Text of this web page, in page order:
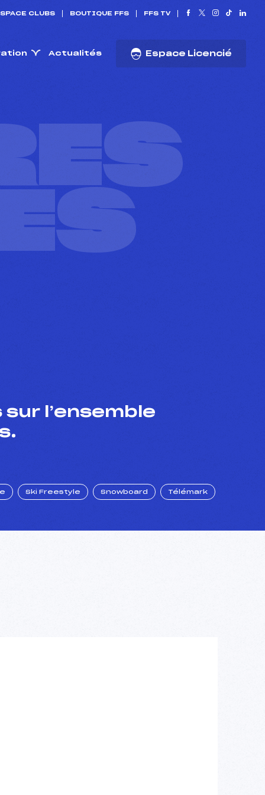
CLUBS BOUTIQUE FFS FFS TV
Actualités Espace Licencié
l’ensemble
Ski Freestyle Snowboard Télémark